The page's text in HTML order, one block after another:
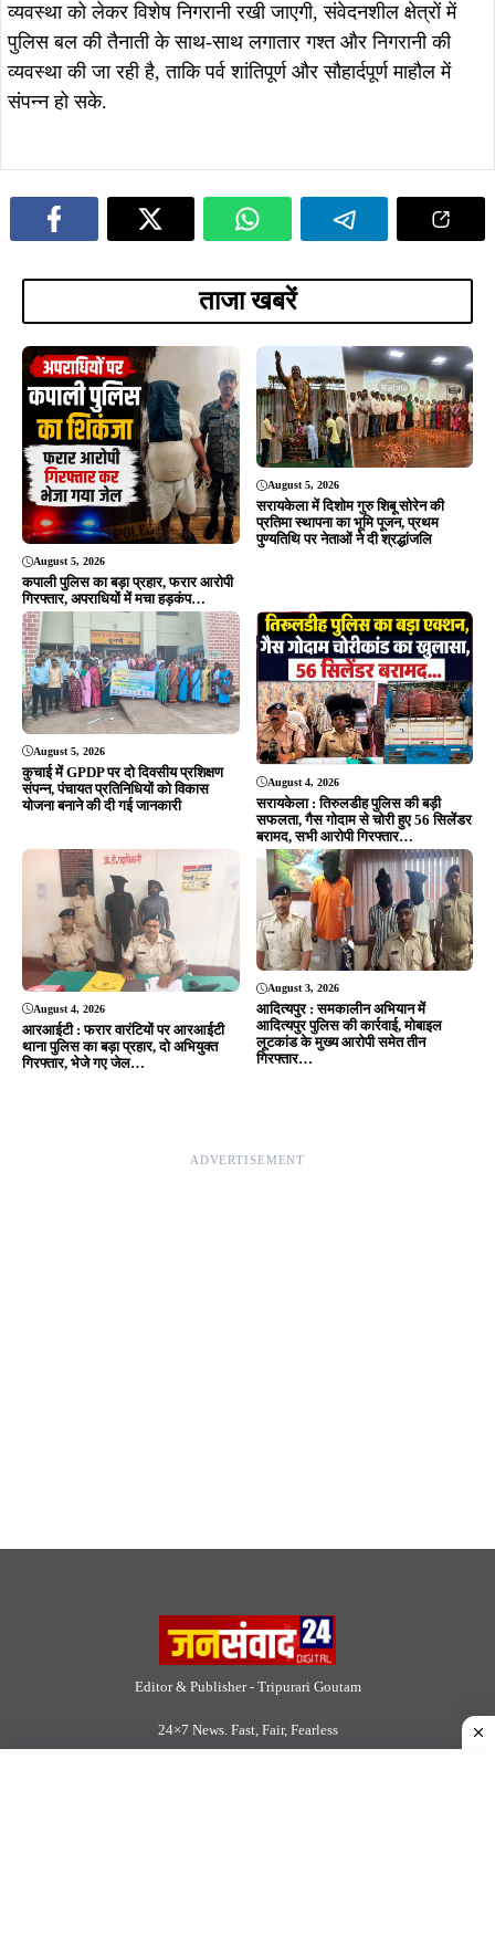
व्यवस्था को लेकर विशेष निगरानी रखी जाएगी, संवेदनशील क्षेत्रों में
पुलिस बल की तैनाती के साथ-साथ लगातार गश्त और निगरानी की
व्यवस्था की जा रही है, ताकि पर्व शांतिपूर्ण और सौहार्दपूर्ण माहौल में
संपन्न हो सके.
ताजा खबरें
August 5, 2026
कपाली पुलिस का बड़ा प्रहार, फरार आरोपी
गिरफ्तार, अपराधियों में मचा हड़कंप…
August 5, 2026
सरायकेला में दिशोम गुरु शिबू सोरेन की
प्रतिमा स्थापना का भूमि पूजन, प्रथम
पुण्यतिथि पर नेताओं ने दी श्रद्धांजलि
August 5, 2026
कुचाई में GPDP पर दो दिवसीय प्रशिक्षण
संपन्न, पंचायत प्रतिनिधियों को विकास
योजना बनाने की दी गई जानकारी
August 4, 2026
सरायकेला : तिरुलडीह पुलिस की बड़ी
सफलता, गैस गोदाम से चोरी हुए 56 सिलेंडर
बरामद, सभी आरोपी गिरफ्तार…
August 4, 2026
आरआईटी : फरार वारंटियों पर आरआईटी
थाना पुलिस का बड़ा प्रहार, दो अभियुक्त
गिरफ्तार, भेजे गए जेल…
August 3, 2026
आदित्यपुर : समकालीन अभियान में
आदित्यपुर पुलिस की कार्रवाई, मोबाइल
लूटकांड के मुख्य आरोपी समेत तीन
गिरफ्तार…
ADVERTISEMENT
Editor & Publisher - Tripurari Goutam
24×7 News. Fast, Fair, Fearless